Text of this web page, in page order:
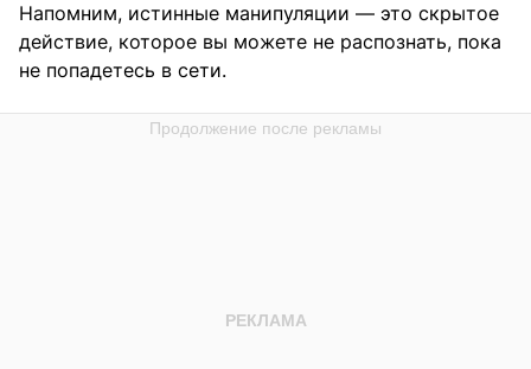
Напомним, истинные манипуляции — это скрытое
действие, которое вы можете не распознать, пока
не попадетесь в сети.